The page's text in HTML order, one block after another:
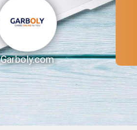
Garboly.com